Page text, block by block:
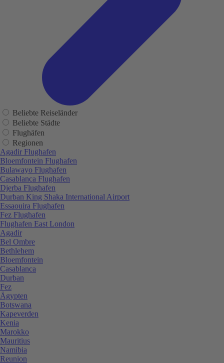
Beliebte Reiseländer
Beliebte Städte
Flughäfen
Regionen
Agadir Flughafen
Bloemfontein Flughafen
Bulawayo Flughafen
Casablanca Flughafen
Djerba Flughafen
Durban King Shaka International Airport
Essaouira Flughafen
Fez Flughafen
Flughafen East London
Agadir
Bel Ombre
Bethlehem
Bloemfontein
Casablanca
Durban
Fez
Ägypten
Botswana
Kapeverden
Kenia
Marokko
Mauritius
Namibia
Reunion